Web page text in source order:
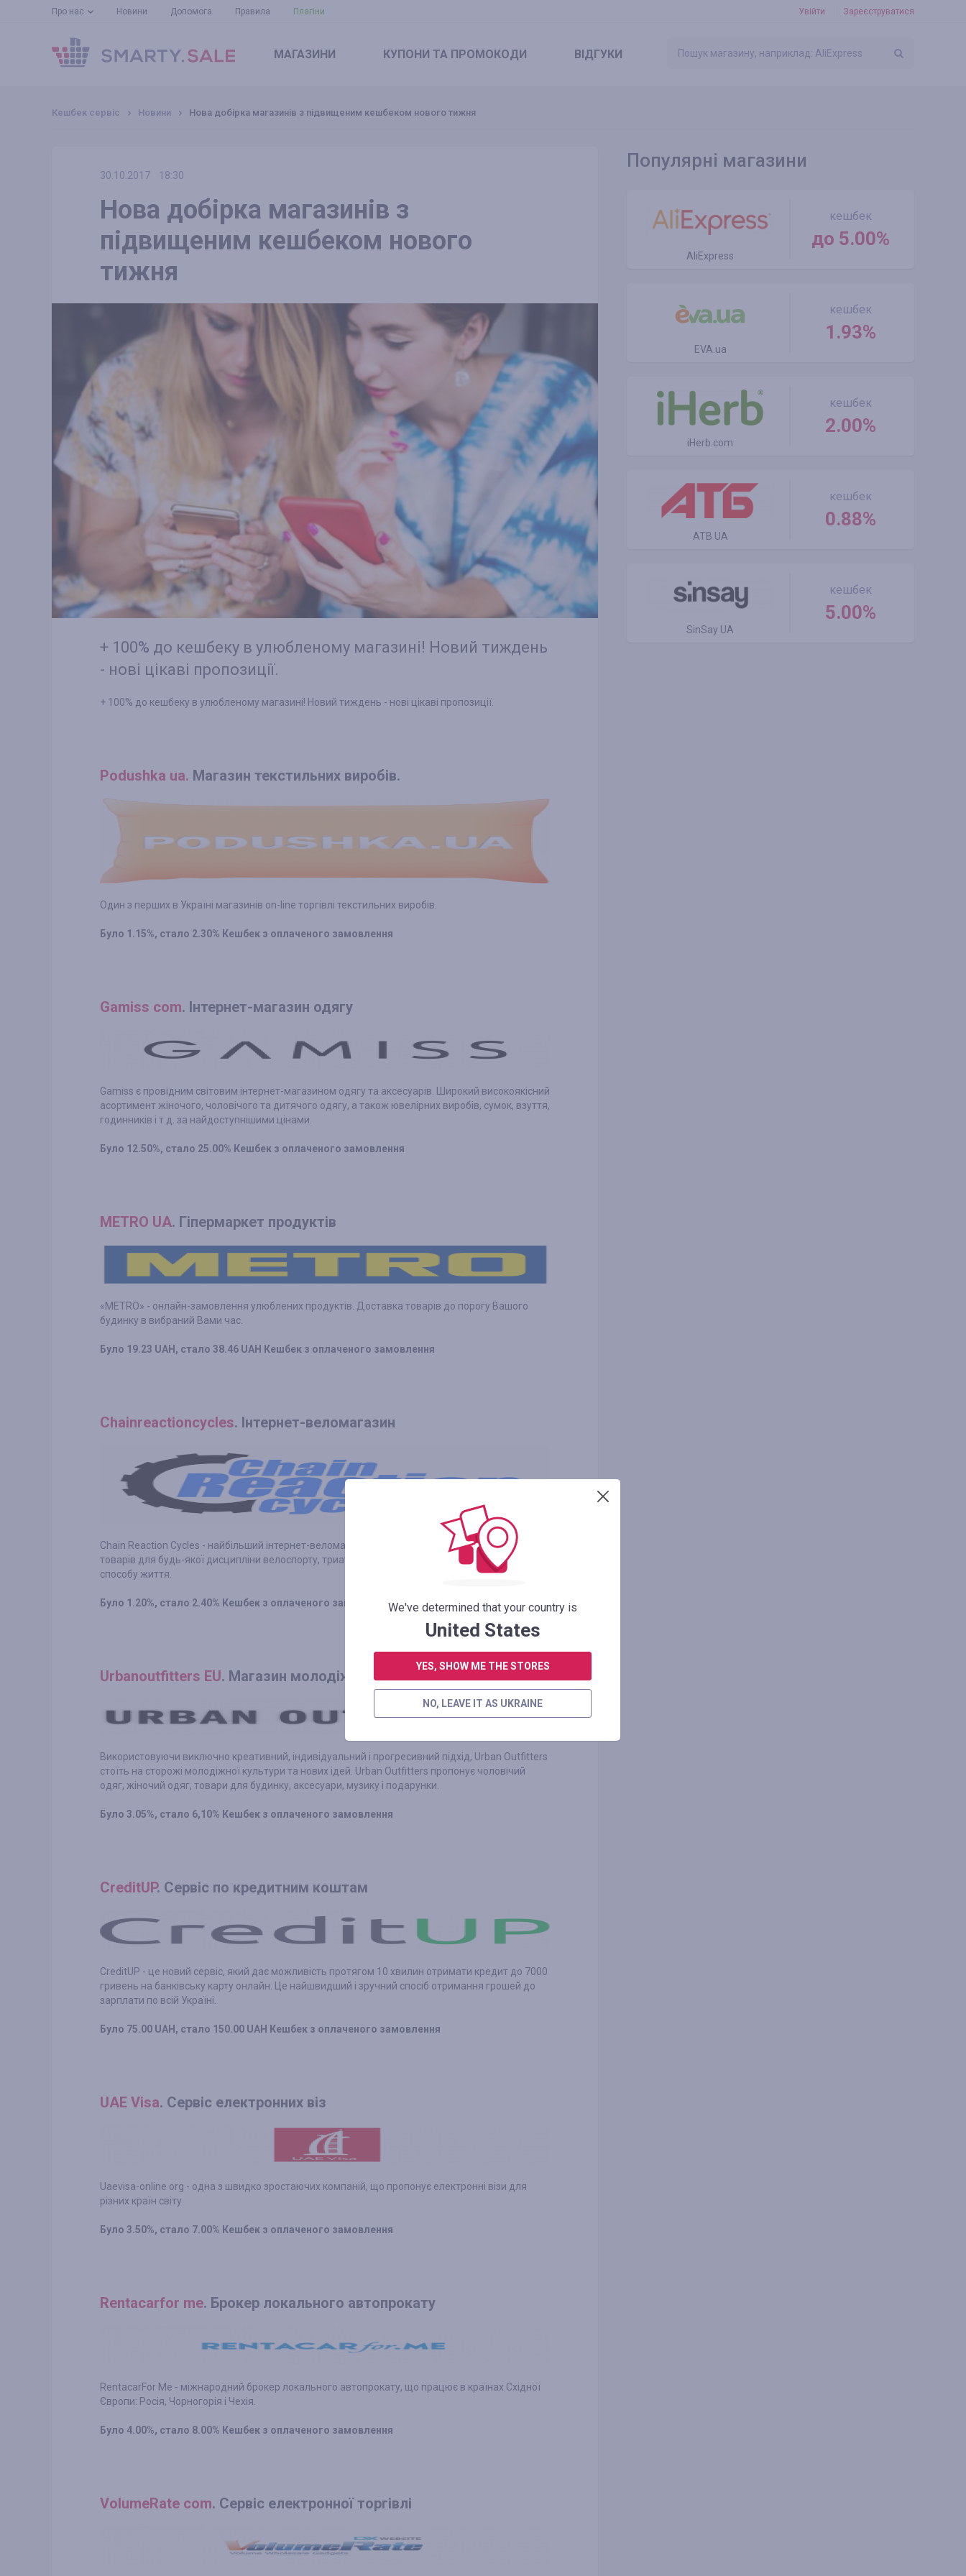
Про нас Новини Допомога Правила Плагіни Увійти Зареєструватися
МАГАЗИНИ КУПОНИ ТА ПРОМОКОДИ ВІДГУКИ
Кешбек сервіс Новини Нова добірка магазинів з підвищеним кешбеком нового тижня
30.10.2017 18:30
Нова добірка магазинів з
підвищеним кешбеком нового
тижня
+ 100% до кешбеку в улюбленому магазині! Новий тиждень
- нові цікаві пропозиції.
+ 100% до кешбеку в улюбленому магазині! Новий тиждень - нові цікаві пропозиції.
Podushka ua. Магазин текстильних виробів.
Один з перших в Україні магазинів on-line торгівлі текстильних виробів.
Було 1.15%, стало 2.30% Кешбек з оплаченого замовлення
Gamiss com. Інтернет-магазин одягу
Gamiss є провідним світовим інтернет-магазином одягу та аксесуарів. Широкий високоякісний
асортимент жіночого, чоловічого та дитячого одягу, а також ювелірних виробів, сумок, взуття,
годинників і т.д. за найдоступнішими цінами.
Було 12.50%, стало 25.00% Кешбек з оплаченого замовлення
METRO UA. Гіпермаркет продуктів
«METRO» - онлайн-замовлення улюблених продуктів. Доставка товарів до порогу Вашого
будинку в вибраний Вами час.
Було 19.23 UAH, стало 38.46 UAH Кешбек з оплаченого замовлення
Сhainreactioncycles. Інтернет-веломагазин
Chain Reaction Cycles - найбільший інтернет-веломагазин в світі, з величезним асортиментом
товарів для будь-якої дисципліни велоспорту, триатлону, бігу, плавання, фітнесу та активного
способу життя.
Було 1.20%, стало 2.40% Кешбек з оплаченого замовлення
Urbanoutfitters EU. Магазин молодіжного одягу
Використовуючи виключно креативний, індивідуальний і прогресивний підхід, Urban Outfitters
стоїть на сторожі молодіжної культури та нових ідей. Urban Outfitters пропонує чоловічий
одяг, жіночий одяг, товари для будинку, аксесуари, музику і подарунки.
Було 3.05%, стало 6,10% Кешбек з оплаченого замовлення
CreditUP. Сервіс по кредитним коштам
CreditUP - це новий сервіс, який дає можливість протягом 10 хвилин отримати кредит до 7000
гривень на банківську карту онлайн. Це найшвидший і зручний спосіб отримання грошей до
зарплати по всій Україні.
Було 75.00 UAH, стало 150.00 UAH Кешбек з оплаченого замовлення
UAE Visa. Сервіс електронних віз
Uaevisa-online org - одна з швидко зростаючих компаній, що пропонує електронні візи для
різних країн світу.
Було 3.50%, стало 7.00% Кешбек з оплаченого замовлення
Rentacarfor me. Брокер локального автопрокату
RentacarFor Me - міжнародний брокер локального автопрокату, що працює в країнах Східної
Європи: Росія, Чорногорія і Чехія.
Було 4.00%, стало 8.00% Кешбек з оплаченого замовлення
VolumeRate com. Сервіс електронної торгівлі
Популярні магазини
AliExpress
кешбек
до 5.00%
EVA.ua
кешбек
1.93%
iHerb.com
кешбек
2.00%
ATB UA
кешбек
0.88%
SinSay UA
кешбек
5.00%
We've determined that your country is
United States
YES, SHOW ME THE STORES
NO, LEAVE IT AS UKRAINE